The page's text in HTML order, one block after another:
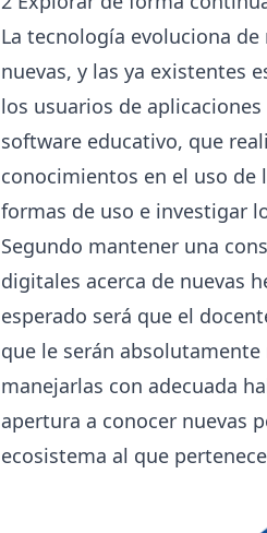
La tecnología evoluciona
nuevas, y las ya existentes
los usuarios de
software educativo, que
conocimientos en el uso de
formas de uso e investigar
Segundo mantener una
digitales acerca de nuevas
esperado será que el
que le serán
manejarlas con adecuada
apertura a conocer nuevas
ecosistema al que